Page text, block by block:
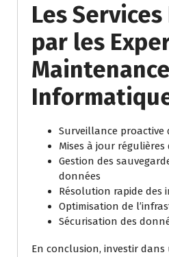
Les
par les
Maintenance
Surveillance proactive
Mises à jour régulières
Gestion des
données
Résolution rapide des
Optimisation de
Sécurisation des
En conclusion, investir